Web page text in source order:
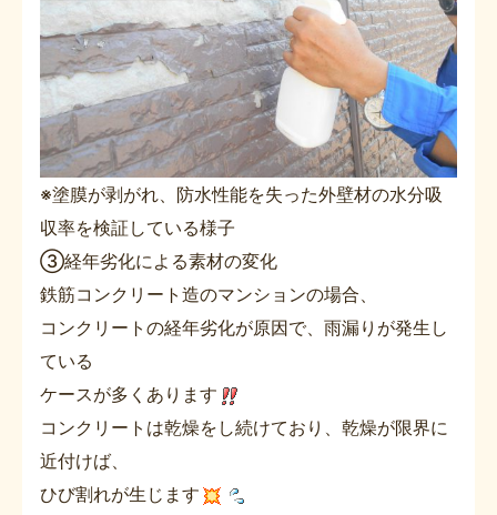
※塗膜が剥がれ、防水性能を失った外壁材の水分吸
収率を検証している様子
③経年劣化による素材の変化
鉄筋コンクリート造のマンションの場合、
コンクリートの経年劣化が原因で、雨漏りが発生し
ている
ケースが多くあります
コンクリートは乾燥をし続けており、乾燥が限界に
近付けば、
ひび割れが生じます